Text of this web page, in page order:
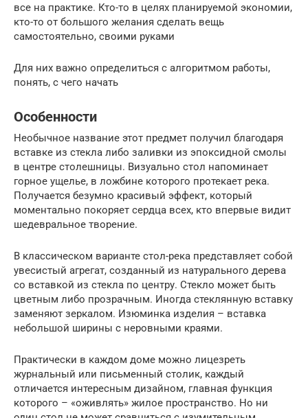
все на практике. Кто-то в целях планируемой экономии,
кто-то от большого желания сделать вещь
самостоятельно, своими руками
Для них важно определиться с алгоритмом работы,
понять, с чего начать
Особенности
Необычное название этот предмет получил благодаря
вставке из стекла либо заливки из эпоксидной смолы
в центре столешницы. Визуально стол напоминает
горное ущелье, в ложбине которого протекает река.
Получается безумно красивый эффект, который
моментально покоряет сердца всех, кто впервые видит
шедевральное творение.
В классическом варианте стол-река представляет собой
увесистый агрегат, созданный из натурального дерева
со вставкой из стекла по центру. Стекло может быть
цветным либо прозрачным. Иногда стеклянную вставку
заменяют зеркалом. Изюминка изделия – вставка
небольшой ширины с неровными краями.
Практически в каждом доме можно лицезреть
журнальный или письменный столик, каждый
отличается интересным дизайном, главная функция
которого – «оживлять» жилое пространство. Но ни